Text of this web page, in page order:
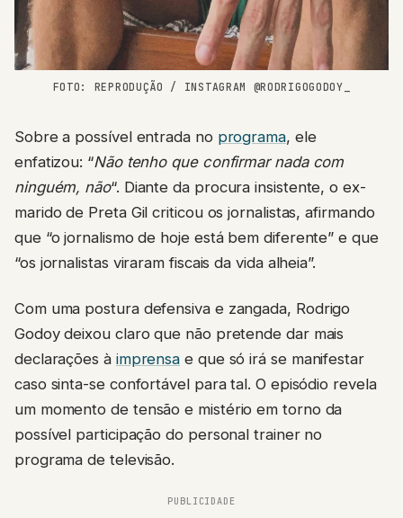
FOTO: REPRODUÇÃO / INSTAGRAM @RODRIGOGODOY_
Sobre a possível entrada no programa, ele
enfatizou: “Não tenho que confirmar nada com
ninguém, não“. Diante da procura insistente, o ex-
marido de Preta Gil criticou os jornalistas, afirmando
que “o jornalismo de hoje está bem diferente” e que
“os jornalistas viraram fiscais da vida alheia”.
Com uma postura defensiva e zangada, Rodrigo
Godoy deixou claro que não pretende dar mais
declarações à imprensa e que só irá se manifestar
caso sinta-se confortável para tal. O episódio revela
um momento de tensão e mistério em torno da
possível participação do personal trainer no
programa de televisão.
PUBLICIDADE